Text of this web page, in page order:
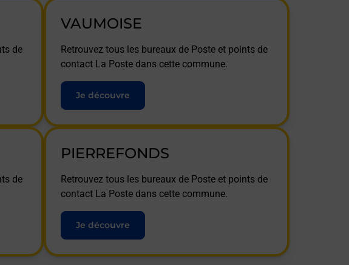
de
VAUMOISE
Retrouvez tous les bureaux de Poste et points de
contact La Poste dans cette commune.
Je découvre
de
PIERREFONDS
Retrouvez tous les bureaux de Poste et points de
contact La Poste dans cette commune.
Je découvre